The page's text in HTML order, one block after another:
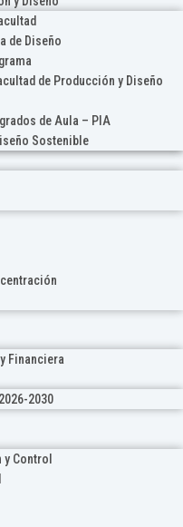
de Diseño
de Producción y Diseño
de Aula – PIA
Sostenible
Financiera
2030
Control